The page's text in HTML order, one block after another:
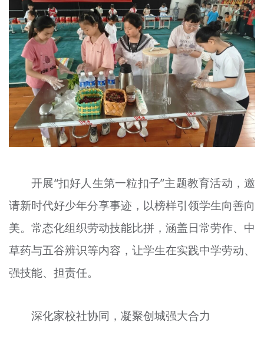
开展“扣好人生第一粒扣子”主题教育活动，邀
请新时代好少年分享事迹，以榜样引领学生向善向
美。常态化组织劳动技能比拼，涵盖日常劳作、中
草药与五谷辨识等内容，让学生在实践中学劳动、
强技能、担责任。
深化家校社协同，凝聚创城强大合力